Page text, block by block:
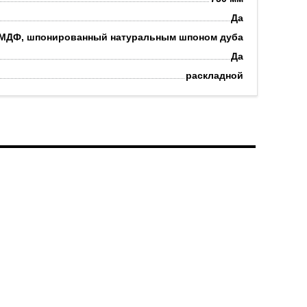
Да
шпонированный натуральным шпоном дуба
Да
раскладной